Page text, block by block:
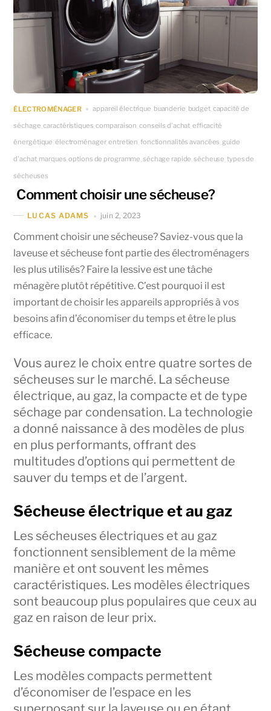
ÉLECTROMÉNAGER appareil électrique buanderie budget, capacité de
séchage caractéristiques comparaison conseils d'achat efficacité
énergétique,électroménager,entretien,fonctionnalités avancées, guide
d'achat, marques options de programme séchage rapide sécheuse types de
sécheuses
Comment choisir une sécheuse?
LUCAS ADAMS juin 2, 2023
Comment choisir une sécheuse? Saviez-vous que la
laveuse et sécheuse font partie des électroménagers
les plus utilisés? Faire la lessive est une tâche
ménagère plutôt répétitive. C’est pourquoi il est
important de choisir les appareils appropriés à vos
besoins afin d’économiser du temps et être le plus
efficace.
Vous aurez le choix entre quatre sortes de
sécheuses sur le marché. La sécheuse
électrique, au gaz, la compacte et de type
séchage par condensation. La technologie
a donné naissance à des modèles de plus
en plus performants, offrant des
multitudes d’options qui permettent de
sauver du temps et de l’argent.
Sécheuse électrique et au gaz
Les sécheuses électriques et au gaz
fonctionnent sensiblement de la même
manière et ont souvent les mêmes
caractéristiques. Les modèles électriques
sont beaucoup plus populaires que ceux au
gaz en raison de leur prix.
Sécheuse compacte
Les modèles compacts permettent
d’économiser de l’espace en les